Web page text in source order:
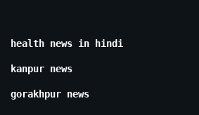
health news in hindi
kanpur news
gorakhpur news